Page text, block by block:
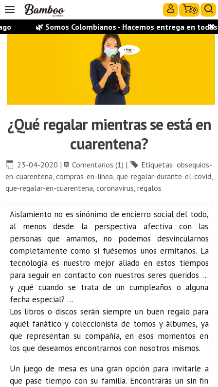
0
¿Qué regalar mientras se está en
cuarentena?
23-04-2020 | Comentarios (1) | Etiquetas: obsequios-
en-cuarentena, compras-en-linea, que-regalar-durante-el-covid,
que-regalar-en-cuarentena, coronavirus, regalos
Aislamiento no es sinónimo de encierro social del todo,
al menos desde la perspectiva afectiva con las
personas que amamos, no podemos desvincularnos
completamente como si fuésemos unos ermitaños. La
tecnología es nuestro mejor aliado en estos tiempos
para seguir en contacto con nuestros seres queridos …
y ¿qué cuando se trata de un cumpleaños o alguna
fecha especial? …
Los libros o discos serán siempre un buen regalo para
aquél fanático y coleccionista de tomos y álbumes, ya
que representan su compañía, en esos momentos en
los que deseamos encontrarnos con nosotros mismos.
Un juego de mesa es una gran opción para invitarle a
que pase tiempo con su familia. Encontrarás un sin fin
🌿 Somos Colombianos - Hacemos entrega en ✖